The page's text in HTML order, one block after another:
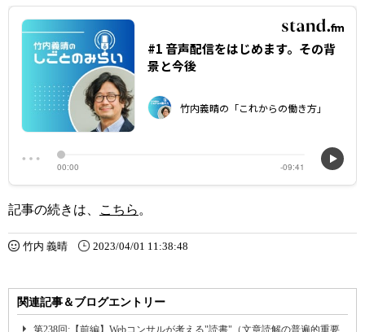
記事の続きは、 こちら 。
竹内 義晴 2023/04/01 11:38:48
関連記事＆ブログエントリー
第238回:【前編】Webコンサルが考える"読書"（文章読解の普遍的重要